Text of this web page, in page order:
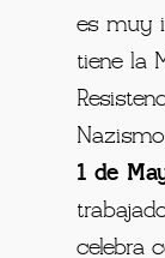
es muy
tiene la
1 de
celebra